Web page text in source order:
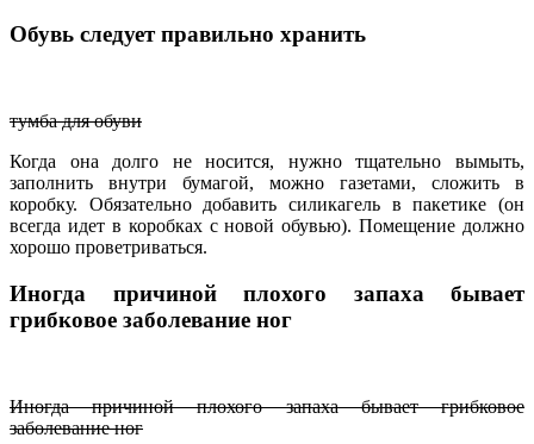
Обувь следует правильно хранить
тумба для обуви
Когда она долго не носится, нужно тщательно вымыть,
заполнить внутри бумагой, можно газетами, сложить в
коробку. Обязательно добавить силикагель в пакетике (он
всегда идет в коробках с новой обувью). Помещение должно
хорошо проветриваться.
Иногда причиной плохого запаха бывает
грибковое заболевание ног
Иногда причиной плохого запаха бывает грибковое
заболевание ног